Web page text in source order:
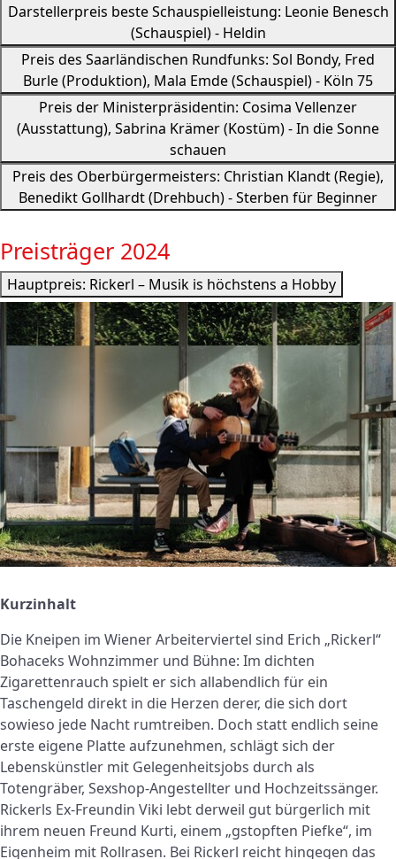
Darstellerpreis beste Schauspielleistung: Leonie Benesch
(Schauspiel) - Heldin
Preis des Saarländischen Rundfunks: Sol Bondy, Fred
Burle (Produktion), Mala Emde (Schauspiel) - Köln 75
Preis der Ministerpräsidentin: Cosima Vellenzer
(Ausstattung), Sabrina Krämer (Kostüm) - In die Sonne
schauen
Preis des Oberbürgermeisters: Christian Klandt (Regie),
Benedikt Gollhardt (Drehbuch) - Sterben für Beginner
Preisträger 2024
Hauptpreis: Rickerl – Musik is höchstens a Hobby
Kurzinhalt
Die Kneipen im Wiener Arbeiterviertel sind Erich „Rickerl“
Bohaceks Wohnzimmer und Bühne: Im dichten
Zigarettenrauch spielt er sich allabendlich für ein
Taschengeld direkt in die Herzen derer, die sich dort
sowieso jede Nacht rumtreiben. Doch statt endlich seine
erste eigene Platte aufzunehmen, schlägt sich der
Lebenskünstler mit Gelegenheitsjobs durch als
Totengräber, Sexshop-Angestellter und Hochzeitssänger.
Rickerls Ex-Freundin Viki lebt derweil gut bürgerlich mit
ihrem neuen Freund Kurti, einem „gstopften Piefke“, im
Eigenheim mit Rollrasen. Bei Rickerl reicht hingegen das